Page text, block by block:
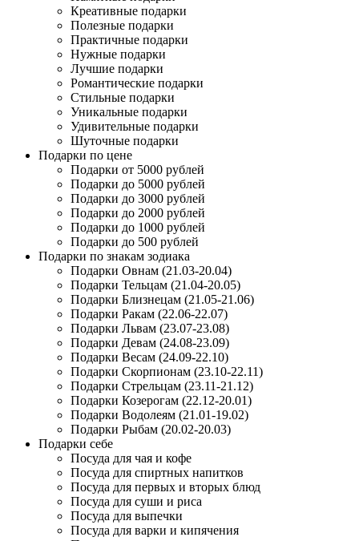
Креативные подарки
Полезные подарки
Практичные подарки
Нужные подарки
Лучшие подарки
Романтические подарки
Стильные подарки
Уникальные подарки
Удивительные подарки
Шуточные подарки
Подарки по цене
Подарки от 5000 рублей
Подарки до 5000 рублей
Подарки до 3000 рублей
Подарки до 2000 рублей
Подарки до 1000 рублей
Подарки до 500 рублей
Подарки по знакам зодиака
Подарки Овнам (21.03-20.04)
Подарки Тельцам (21.04-20.05)
Подарки Близнецам (21.05-21.06)
Подарки Ракам (22.06-22.07)
Подарки Львам (23.07-23.08)
Подарки Девам (24.08-23.09)
Подарки Весам (24.09-22.10)
Подарки Скорпионам (23.10-22.11)
Подарки Стрельцам (23.11-21.12)
Подарки Козерогам (22.12-20.01)
Подарки Водолеям (21.01-19.02)
Подарки Рыбам (20.02-20.03)
Подарки себе
Посуда для чая и кофе
Посуда для спиртных напитков
Посуда для первых и вторых блюд
Посуда для суши и риса
Посуда для выпечки
Посуда для варки и кипячения